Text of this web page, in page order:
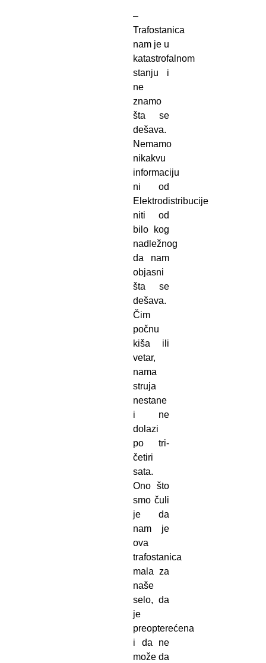
–
Trafostanica
nam je u
katastrofalnom
stanju i
ne
znamo
šta se
dešava.
Nemamo
nikakvu
informaciju
ni od
Elektrodistribucije
niti od
bilo kog
nadležnog
da nam
objasni
šta se
dešava.
Čim
počnu
kiša ili
vetar,
nama
struja
nestane
i ne
dolazi
po tri-
četiri
sata.
Ono što
smo čuli
je da
nam je
ova
trafostanica
mala za
naše
selo, da
je
preopterećena
i da ne
može da